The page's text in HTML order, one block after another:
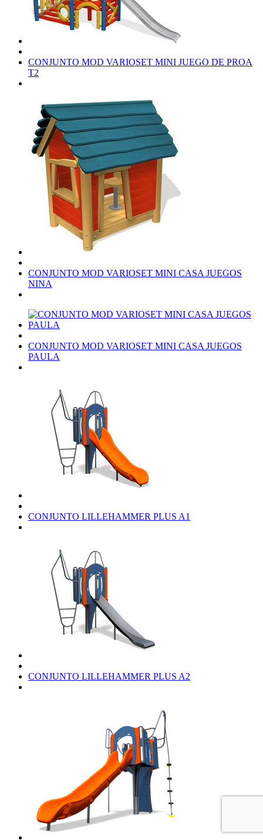
CONJUNTO MOD VARIOSET MINI JUEGO DE PROA
T2
CONJUNTO MOD VARIOSET MINI CASA JUEGOS
NINA
CONJUNTO MOD VARIOSET MINI CASA JUEGOS
PAULA
CONJUNTO LILLEHAMMER PLUS A1
CONJUNTO LILLEHAMMER PLUS A2